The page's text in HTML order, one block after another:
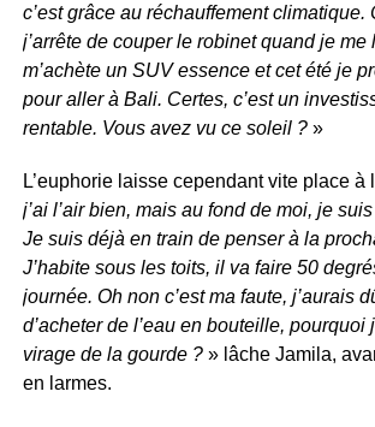
c’est grâce au réchauffement climatique.
j’arrête de couper le robinet quand je me
m’achète un SUV essence et cet été je
pour aller à Bali. Certes, c’est un
rentable. Vous avez vu ce soleil ? »
L’euphorie laisse cependant vite place à
j’ai l’air bien, mais au fond de moi, je
Je suis déjà en train de penser à la
J’habite sous les toits, il va faire 50
journée. Oh non c’est ma faute, j’aurais
d’acheter de l’eau en bouteille, pourquoi
virage de la gourde ?» lâche Jamila,
en larmes.